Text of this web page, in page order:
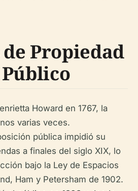
Propiedad
Howard en 1767, la
varias veces.
pública impidió su
a finales del siglo XIX, lo
bajo la Ley de Espacios
Ham y Petersham de 1902.